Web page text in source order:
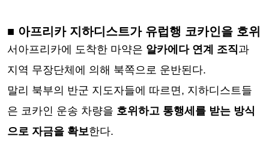
■ 아프리카 지하디스트가 유럽행 코카인을 호위
서아프리카에 도착한 마약은 알카에다 연계 조직과
지역 무장단체에 의해 북쪽으로 운반된다.
말리 북부의 반군 지도자들에 따르면, 지하디스트들
은 코카인 운송 차량을 호위하고 통행세를 받는 방식
으로 자금을 확보한다.